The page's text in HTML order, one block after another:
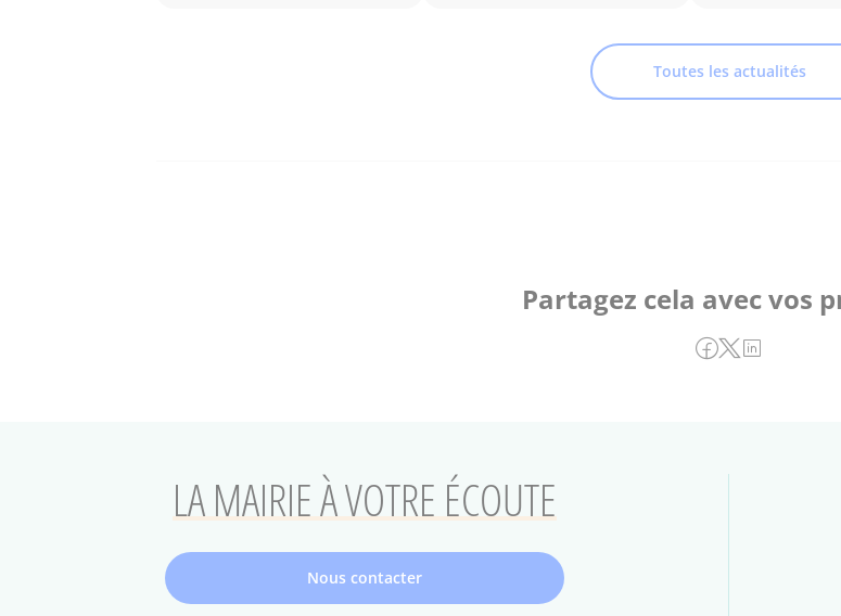
Toutes les actualités
Partagez cela avec vos
LA MAIRIE À VOTRE ÉCOUTE
Nous contacter